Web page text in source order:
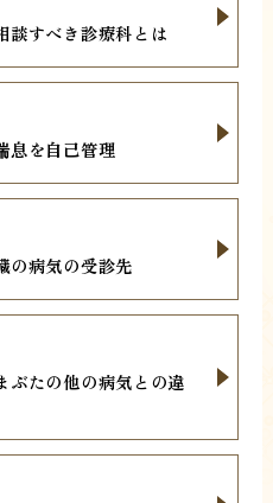
談すべき診療科とは
息を自己管理
の病気の受診先
ぶたの他の病気との違